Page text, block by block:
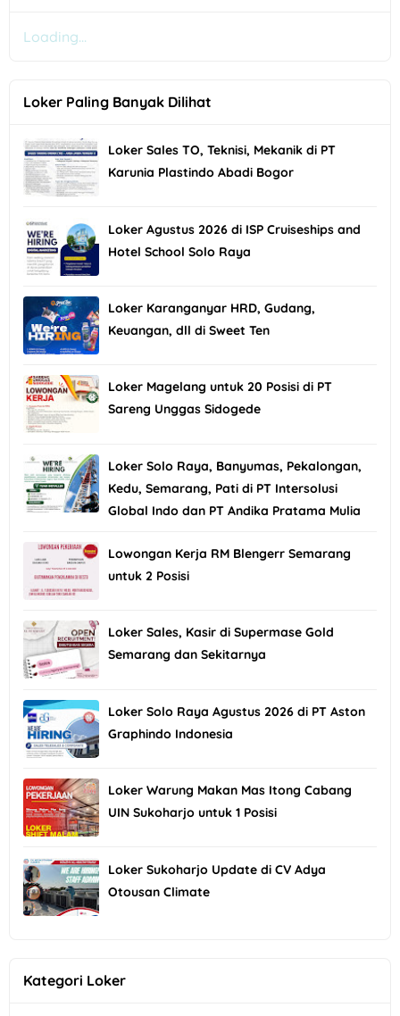
Loading...
Loker Paling Banyak Dilihat
Loker Sales TO, Teknisi, Mekanik di PT
Karunia Plastindo Abadi Bogor
Loker Agustus 2026 di ISP Cruiseships and
Hotel School Solo Raya
Loker Karanganyar HRD, Gudang,
Keuangan, dll di Sweet Ten
Loker Magelang untuk 20 Posisi di PT
Sareng Unggas Sidogede
Loker Solo Raya, Banyumas, Pekalongan,
Kedu, Semarang, Pati di PT Intersolusi
Global Indo dan PT Andika Pratama Mulia
Lowongan Kerja RM Blengerr Semarang
untuk 2 Posisi
Loker Sales, Kasir di Supermase Gold
Semarang dan Sekitarnya
Loker Solo Raya Agustus 2026 di PT Aston
Graphindo Indonesia
Loker Warung Makan Mas Itong Cabang
UIN Sukoharjo untuk 1 Posisi
Loker Sukoharjo Update di CV Adya
Otousan Climate
Kategori Loker